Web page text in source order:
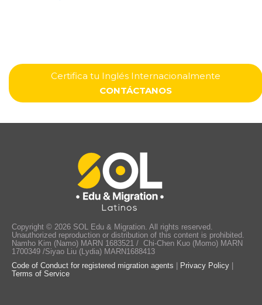
Certifica tu Inglés Internacionalmente
CONTÁCTANOS
Copyright © 2026 SOL Edu & Migration. All rights reserved.
Unauthorized reproduction or distribution of this content is prohibited.
Namho Kim (Namo) MARN 1683521 / Chi-Chen Kuo (Momo) MARN
1700349 /Siyao Liu (Lydia) MARN1688413
Code of Conduct for registered migration agents | Privacy Policy |
Terms of Service